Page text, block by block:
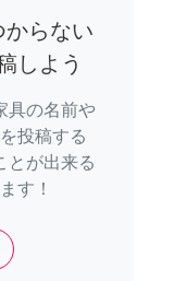
からない
しよう
具の名前や
投稿する
とが出来る
す！